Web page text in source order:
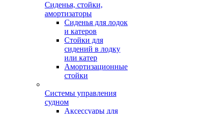
Сиденья, стойки,
амортизаторы
Сиденья для лодок
и катеров
Стойки для
сидений в лодку
или катер
Амортизационные
стойки
Системы управления
судном
Аксессуары для